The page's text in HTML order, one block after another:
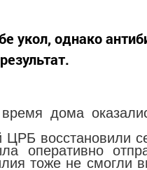
укол, однако
дома
ЦРБ восстановили
оперативно
тоже не смогли